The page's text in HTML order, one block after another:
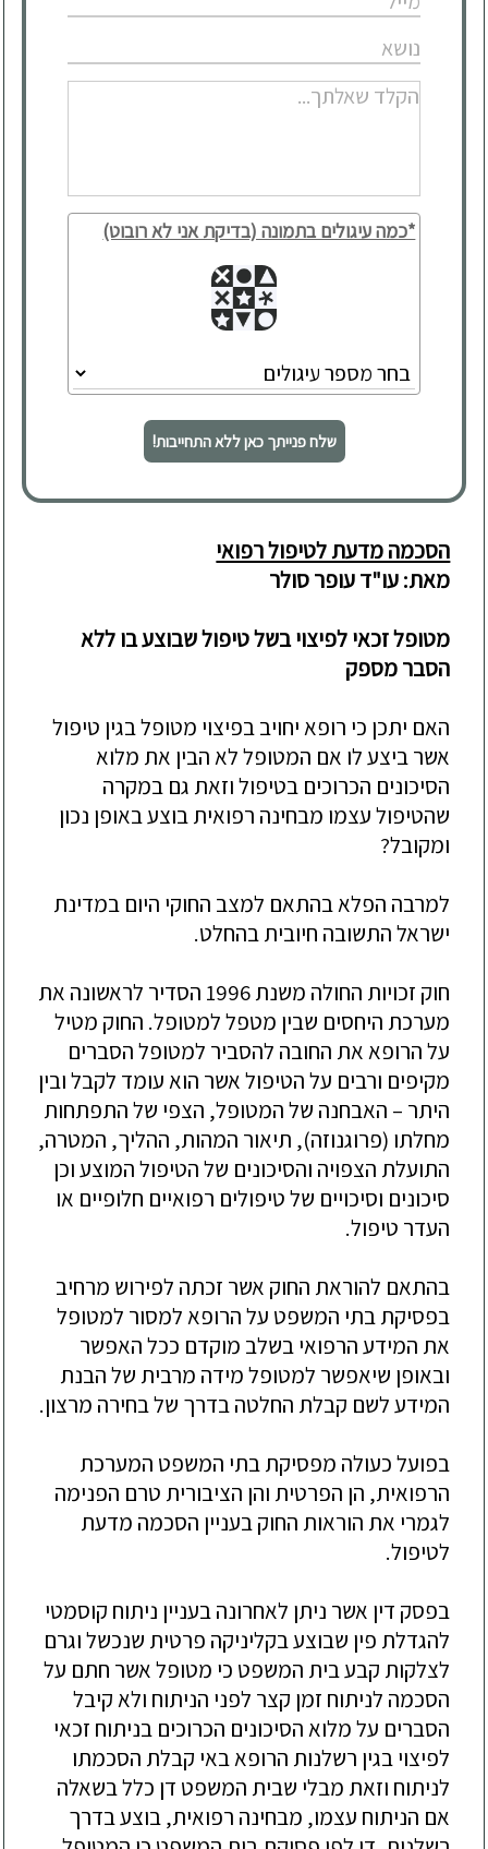
*כמה עיגולים בתמונה (בדיקת אני לא רובוט)
שלח פנייתך כאן ללא התחייבות!
הסכמה מדעת לטיפול רפואי
מאת: עו"ד עופר סולר
מטופל זכאי לפיצוי בשל טיפול שבוצע בו ללא
הסבר מספק
האם יתכן כי רופא יחויב בפיצוי מטופל בגין טיפול
אשר ביצע לו אם המטופל לא הבין את מלוא
הסיכונים הכרוכים בטיפול וזאת גם במקרה
שהטיפול עצמו מבחינה רפואית בוצע באופן נכון
ומקובל?
למרבה הפלא בהתאם למצב החוקי היום במדינת
ישראל התשובה חיובית בהחלט.
חוק זכויות החולה משנת 1996 הסדיר לראשונה את
מערכת היחסים שבין מטפל למטופל. החוק מטיל
על הרופא את החובה להסביר למטופל הסברים
מקיפים ורבים על הטיפול אשר הוא עומד לקבל ובין
היתר – האבחנה של המטופל, הצפי של התפתחות
מחלתו (פרוגנוזה), תיאור המהות, ההליך, המטרה,
התועלת הצפויה והסיכונים של הטיפול המוצע וכן
סיכונים וסיכויים של טיפולים רפואיים חלופיים או
העדר טיפול.
בהתאם להוראת החוק אשר זכתה לפירוש מרחיב
בפסיקת בתי המשפט על הרופא למסור למטופל
את המידע הרפואי בשלב מוקדם ככל האפשר
ובאופן שיאפשר למטופל מידה מרבית של הבנת
המידע לשם קבלת החלטה בדרך של בחירה מרצון.
בפועל כעולה מפסיקת בתי המשפט המערכת
הרפואית, הן הפרטית והן הציבורית טרם הפנימה
לגמרי את הוראות החוק בעניין הסכמה מדעת
לטיפול.
בפסק דין אשר ניתן לאחרונה בעניין ניתוח קוסמטי
להגדלת פין שבוצע בקליניקה פרטית שנכשל וגרם
לצלקות קבע בית המשפט כי מטופל אשר חתם על
הסכמה לניתוח זמן קצר לפני הניתוח ולא קיבל
הסברים על מלוא הסיכונים הכרוכים בניתוח זכאי
לפיצוי בגין רשלנות הרופא באי קבלת הסכמתו
לניתוח וזאת מבלי שבית המשפט דן כלל בשאלה
אם הניתוח עצמו, מבחינה רפואית, בוצע בדרך